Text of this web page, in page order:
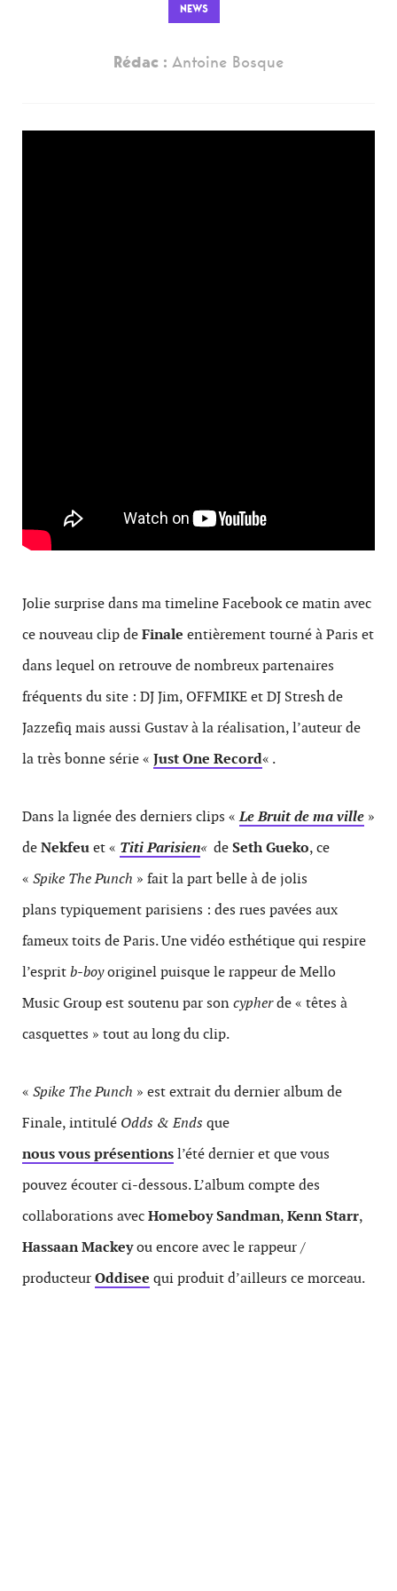
NEWS
Rédac : Antoine Bosque
Jolie surprise dans ma timeline Facebook ce matin avec
ce nouveau clip deFinale entièrement tourné à Paris et
dans lequel on retrouve de nombreux partenaires
fréquents du site : DJ Jim, OFFMIKE et DJ Stresh de
Jazzefiq mais aussi Gustav à la réalisation, l’auteur de
la très bonne série « Just One Record« .
Dans la lignée des derniers clips «Le Bruit de ma ville »
deNekfeuet « Titi Parisien« deSeth Gueko, ce
« Spike The Punch » fait la part belle à de jolis
plans typiquement parisiens : des rues pavées aux
fameux toits de Paris. Une vidéo esthétique qui respire
l’espritb-boyoriginel puisque le rappeur de Mello
Music Group est soutenu par soncypherde « têtes à
casquettes » tout au long du clip.
« Spike The Punch » est extrait du dernier album de
Finale, intitulé Odds & Ends que
nous vous présentionsl’été dernier et que vous
pouvez écouter ci-dessous. L’album compte des
collaborations avecHomeboy Sandman,Kenn Starr,
Hassaan Mackeyou encore avec le rappeur /
producteurOddisee qui produit d’ailleurs ce morceau.